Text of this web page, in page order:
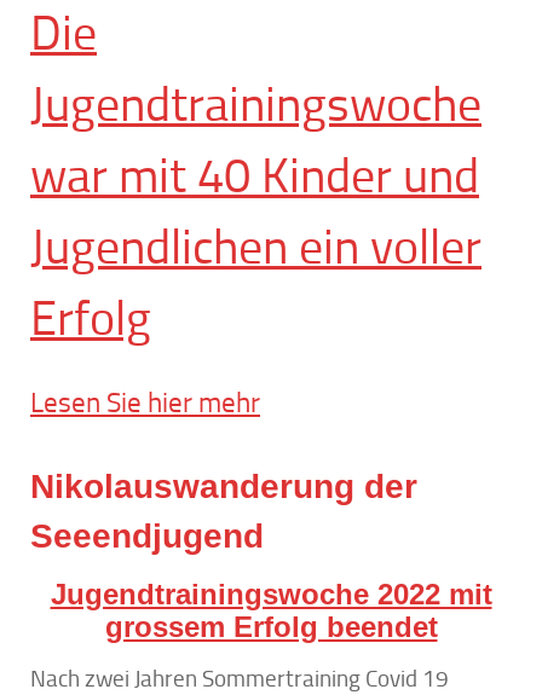
Die
Jugendtrainingswoche
war mit 40 Kinder und
Jugendlichen ein voller
Erfolg
Lesen Sie hier mehr
Nikolauswanderung der
Seeendjugend
Jugendtrainingswoche 2022 mit
grossem Erfolg beendet
Nach zwei Jahren Sommertraining Covid 19